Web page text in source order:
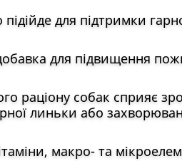
підійде для підтримки
для підвищення
раціону собак сприяє
линьки або
макро- та